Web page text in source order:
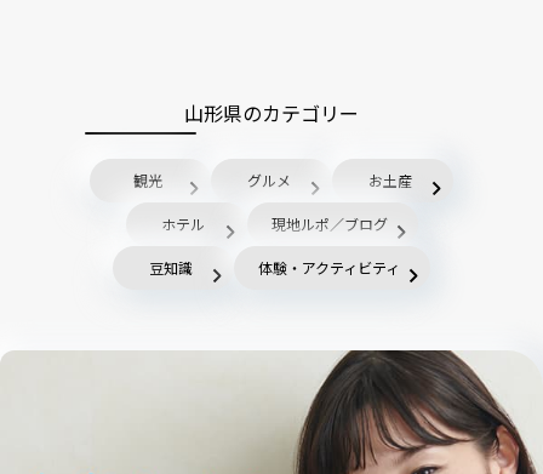
山形県のカテゴリー
観光 グルメ お土産
ホテル 現地ルポ／ブログ
豆知識 体験・アクティビティ